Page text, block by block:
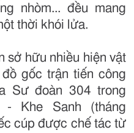
nhòm... đều mang
thời khói lửa.
sở hữu nhiều hiện vật
gốc trận tiến công
Sư đoàn 304 trong
Khe Sanh (tháng
cúp được chế tác từ